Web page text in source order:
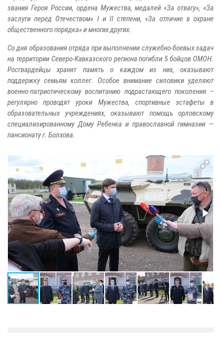
звания Героя России, ордена Мужества, медалей «За отвагу», «За
заслуги перед Отечеством» I и II степени, «За отличие в охране
общественного порядка» и многих других.
Со дня образования отряда при выполнении служебно-боевых задач
на территории Северо-Кавказского региона погибли 5 бойцов ОМОН.
Росгвардейцы хранят память о каждом из них, оказывают
поддержку семьям коллег. Особое внимание силовики уделяют
военно-патриотическому воспитанию подрастающего поколения –
регулярно проводят уроки Мужества, спортивные эстафеты в
образовательных учреждениях, оказывают помощь орловскому
специализированному Дому Ребенка и православной гимназии —
пансионату г. Болхова.